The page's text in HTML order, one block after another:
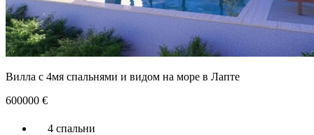
Вилла с 4мя спальнями и видом на море в Лапте
600000 €
4 спальни